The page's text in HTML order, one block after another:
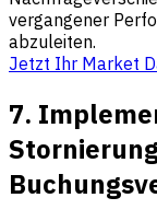
vergangener
abzuleiten.
Jetzt Ihr Market
7.